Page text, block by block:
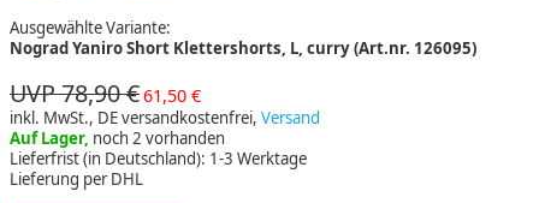
Ausgewählte Variante:
Nograd Yaniro Short Klettershorts, L, curry (Art.nr. 126095)
UVP 78,90 €61,50 €
inkl. MwSt., DE versandkostenfrei, Versand
Auf Lager, noch 2 vorhanden
Lieferfrist (in Deutschland): 1-3 Werktage
Lieferung per DHL